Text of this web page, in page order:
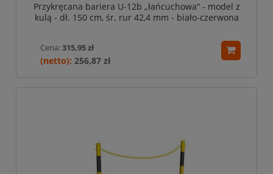
Przykręcana bariera U-12b „łańcuchowa“ - model z
kulą - dł. 150 cm, śr. rur 42,4 mm - biało-czerwona
Cena:315,95 zł
256,87 zł